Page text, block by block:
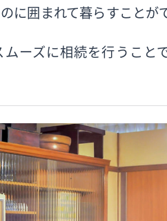
に囲まれて暮らすことが
ムーズに相続を行うこと